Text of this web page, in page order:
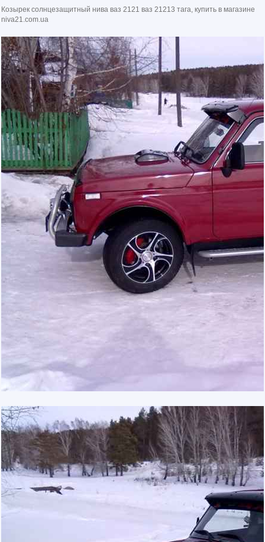
Козырек солнцезащитный нива ваз 2121 ваз 21213 тага, купить в магазине
niva21.com.ua